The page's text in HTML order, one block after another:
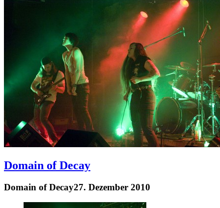
Domain of Decay
Domain of Decay27. Dezember 2010